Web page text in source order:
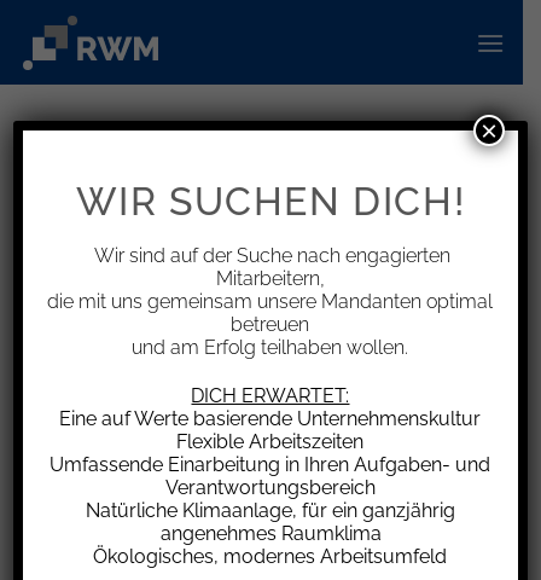
Inhalt
springen
Widerruf trotz Maßanfertigung –
kein Wertersatz für Treppenlift
Wird ein außerhalb von Geschäftsräumen
geschlossener Vertrag widerrufen, hat der
Verbraucher grundsätzlich Wertersatz für
diejenigen Dienstleistungen zu leisten, die der
Unternehmer bis zum Widerruf tatsächlich
erbracht hat. Bei Werkverträgen umfasst dies
jedoch nur solche Leistungen, die sich bereits
im Werk verkörpert haben. Im vom
WIR SUCHEN DICH!
Wir sind auf der Suche nach engagierten
Mitarbeitern,
die mit uns gemeinsam unsere Mandanten optimal
betreuen
und am Erfolg teilhaben wollen.
DICH ERWARTET:
Eine auf Werte basierende Unternehmenskultur
Flexible Arbeitszeiten
Umfassende Einarbeitung in Ihren Aufgaben- und
Verantwortungsbereich
Natürliche Klimaanlage, für ein ganzjährig
angenehmes Raumklima
Ökologisches, modernes Arbeitsumfeld
×